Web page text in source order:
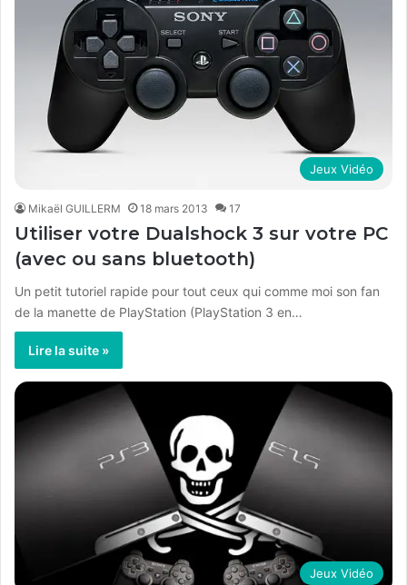
Jeux Vidéo
Mikaël GUILLERM 18 mars 2013 17
Utiliser votre Dualshock 3 sur votre PC
(avec ou sans bluetooth)
Un petit tutoriel rapide pour tout ceux qui comme moi son fan
de la manette de PlayStation (PlayStation 3 en…
Lire la suite »
Jeux Vidéo